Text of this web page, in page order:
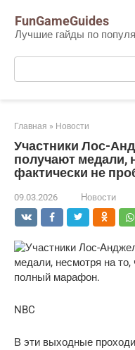
контенту
FunGameGuides
Лучшие гайды по
Поиск:
Главная » Новости
Участники Лос-
получают медали,
фактически не
09.03.2026 Новости
NBC
В эти выходные